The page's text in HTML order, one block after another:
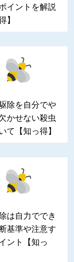
イントを解説
】
除を自分でや
かせない殺虫
て【知っ得】
は自力ででき
基準や注意す
ント【知っ